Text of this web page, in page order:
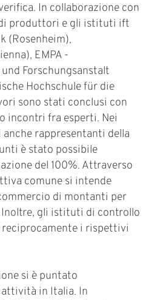
In collaborazione con
produttori e gli istituti ift
(Rosenheim),
EMPA -
Forschungsanstalt
Hochschule für die
sono stati conclusi con
incontri fra esperti. Nei
rappresentanti della
è stato possibile
del 100%. Attraverso
comune si intende
di montanti per
gli istituti di controllo
i rispettivi
si è puntato
in Italia. In